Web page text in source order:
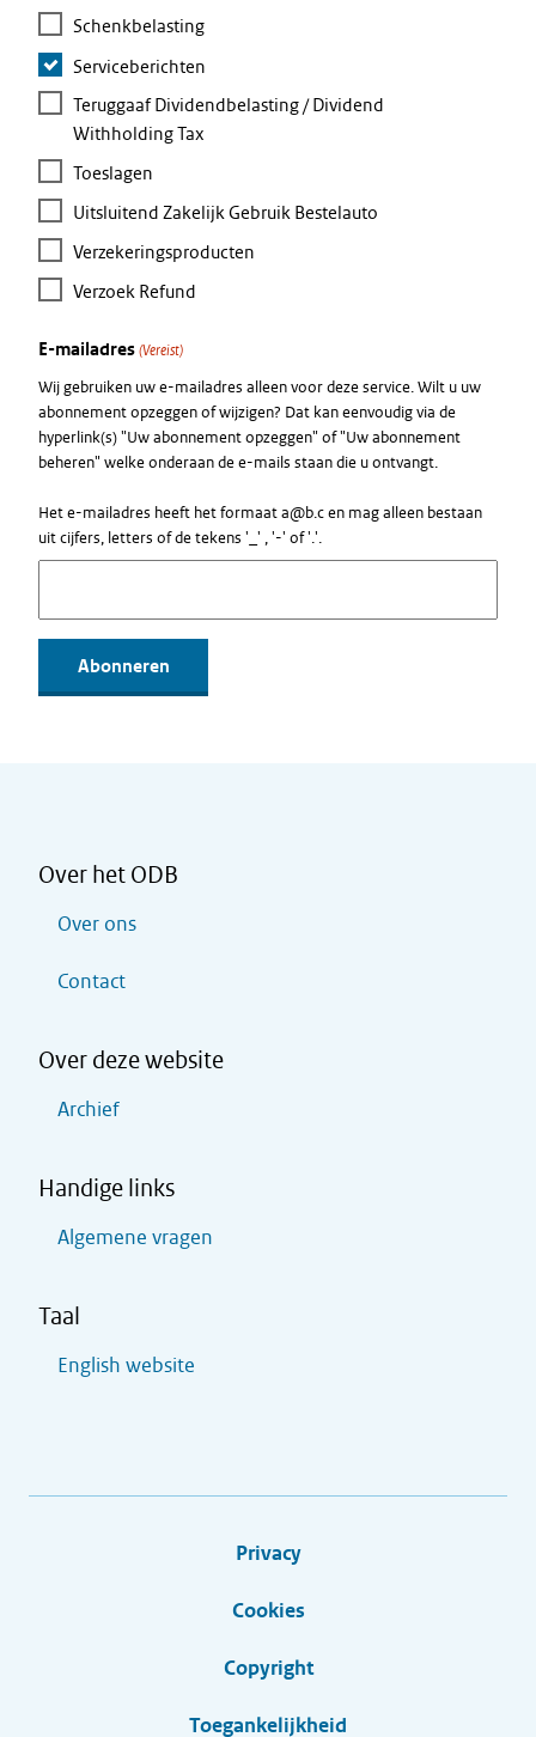
Schenkbelasting
Serviceberichten
Teruggaaf Dividendbelasting / Dividend
Withholding Tax
Toeslagen
Uitsluitend Zakelijk Gebruik Bestelauto
Verzekeringsproducten
Verzoek Refund
E-mailadres (Vereist)
Wij gebruiken uw e-mailadres alleen voor deze service. Wilt u uw
abonnement opzeggen of wijzigen? Dat kan eenvoudig via de
hyperlink(s) "Uw abonnement opzeggen" of "Uw abonnement
beheren" welke onderaan de e-mails staan die u ontvangt.
Het e-mailadres heeft het formaat a@b.c en mag alleen bestaan
uit cijfers, letters of de tekens '_' , '-' of '.'.
Over het ODB
Over ons
Contact
Over deze website
Archief
Handige links
Algemene vragen
Taal
English website
Privacy
Cookies
Copyright
Toegankelijkheid